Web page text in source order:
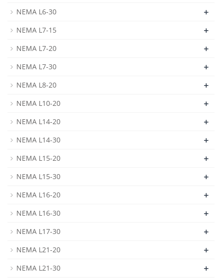
NEMA L6-30 +
NEMA L7-15 +
NEMA L7-20 +
NEMA L7-30 +
NEMA L8-20 +
NEMA L10-20 +
NEMA L14-20 +
NEMA L14-30 +
NEMA L15-20 +
NEMA L15-30 +
NEMA L16-20 +
NEMA L16-30 +
NEMA L17-30 +
NEMA L21-20 +
NEMA L21-30 +